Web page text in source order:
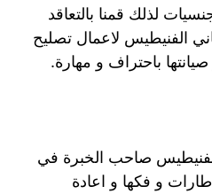
لذلك قمنا بالتعاقد
الفنيطيس لاعمال تصليح
باحتراف و مهارة.
صاحب الخبرة في
و فكها و اعادة